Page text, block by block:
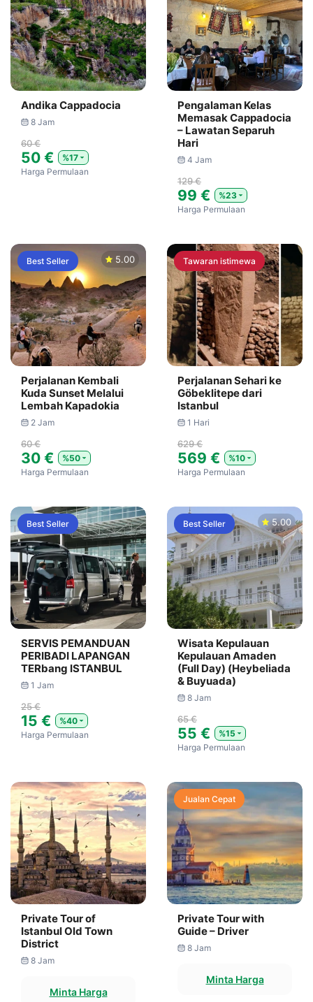
Andika Cappadocia
8 Jam
60 €
50 €
%17
Harga Permulaan
Pengalaman Kelas
Memasak Cappadocia
– Lawatan Separuh
Hari
4 Jam
129 €
99 €
%23
Harga Permulaan
Best Seller 5.00
Perjalanan Kembali
Kuda Sunset Melalui
Lembah Kapadokia
2 Jam
60 €
30 €
%50
Harga Permulaan
Tawaran istimewa
Perjalanan Sehari ke
Göbeklitepe dari
Istanbul
1 Hari
629 €
569 €
%10
Harga Permulaan
Best Seller
SERVIS PEMANDUAN
PERIBADI LAPANGAN
TERbang ISTANBUL
1 Jam
25 €
15 €
%40
Harga Permulaan
Best Seller 5.00
Wisata Kepulauan
Kepulauan Amaden
(Full Day) (Heybeliada
& Buyuada)
8 Jam
65 €
55 €
%15
Harga Permulaan
Private Tour of
Istanbul Old Town
District
8 Jam
Minta Harga
Jualan Cepat
Private Tour with
Guide – Driver
8 Jam
Minta Harga